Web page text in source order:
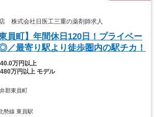
株式会社日医工三重の薬剤師求人
員町】年間休日120日！プライベー
／最寄り駅より徒歩圏内の駅チカ！
40.0万円以上
480万円以上 モデル
郡東員町
勢線 東員駅